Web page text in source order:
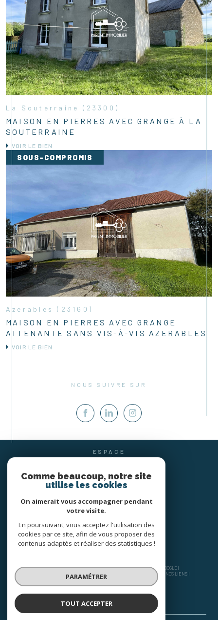
La Souterraine (23300)
MAISON EN PIERRES AVEC GRANGE À LA
SOUTERRAINE
VOIR LE BIEN
SOUS-COMPROMIS
Azerables (23160)
MAISON EN PIERRES AVEC GRANGE
ATTENANTE SANS VIS-À-VIS AZERABLES
VOIR LE BIEN
NOUS SUIVRE SUR
ESPACE
SE CONNECTER
© 2026 | TOUS DROITS RÉSERVÉS | TRADUCTION POWERED BY GOOGLE |
PLAN DU SITE MENTIONS LÉGALES ADMIN
NOS LIENS
POLITIQUE RGPD
Comme beaucoup, notre site
utilise les cookies
On aimerait vous accompagner pendant
votre visite.
En poursuivant, vous acceptez l'utilisation des
cookies par ce site, afin de vous proposer des
contenus adaptés et réaliser des statistiques !
PARAMÉTRER
TOUT ACCEPTER